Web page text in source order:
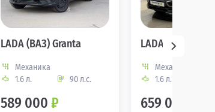
LADA (ВАЗ) Granta
Механика
1.6 л.
90 л.с.
589 000 ₽
LADA (ВАЗ) Granta
Механика
1.6 л.
659 000